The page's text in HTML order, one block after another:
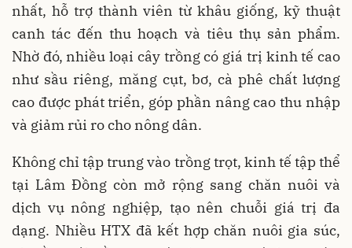
nhất, hỗ trợ thành viên từ khâu giống, kỹ thuật
canh tác đến thu hoạch và tiêu thụ sản phẩm.
Nhờ đó, nhiều loại cây trồng có giá trị kinh tế cao
như sầu riêng, măng cụt, bơ, cà phê chất lượng
cao được phát triển, góp phần nâng cao thu nhập
và giảm rủi ro cho nông dân.
Không chỉ tập trung vào trồng trọt, kinh tế tập thể
tại Lâm Đồng còn mở rộng sang chăn nuôi và
dịch vụ nông nghiệp, tạo nên chuỗi giá trị đa
dạng. Nhiều HTX đã kết hợp chăn nuôi gia súc,